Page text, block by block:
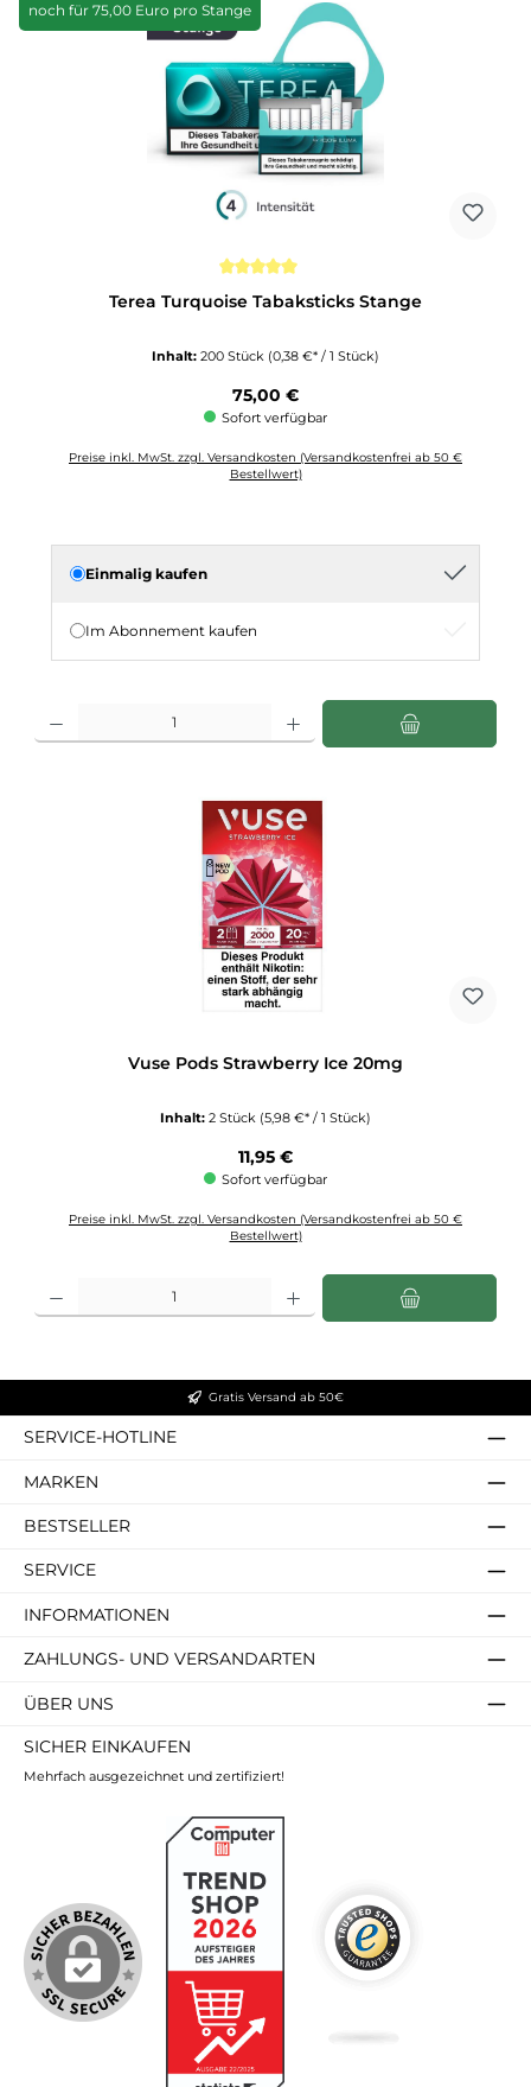
noch für 75,00 Euro pro Stange
Terea Turquoise Tabaksticks Stange
Inhalt: 200 Stück (0,38 €* / 1 Stück)
Regulärer Preis:
75,00 €
Sofort verfügbar
Preise inkl. MwSt. zzgl. Versandkosten (Versandkostenfrei ab 50 €
Bestellwert)
Einmalig kaufen
Im Abonnement kaufen
Produkt Anzahl: Gib den gewünschten Wert ein oder benutze die Schaltflächen
Vuse Pods Strawberry Ice 20mg
Inhalt: 2 Stück (5,98 €* / 1 Stück)
Regulärer Preis:
11,95 €
Sofort verfügbar
Preise inkl. MwSt. zzgl. Versandkosten (Versandkostenfrei ab 50 €
Bestellwert)
Produkt Anzahl: Gib den gewünschten Wert ein oder benutze die Schaltflächen
Gratis Versand ab 50€
SERVICE-HOTLINE
MARKEN
BESTSELLER
SERVICE
INFORMATIONEN
ZAHLUNGS- UND VERSANDARTEN
ÜBER UNS
SICHER EINKAUFEN
Mehrfach ausgezeichnet und zertifiziert!